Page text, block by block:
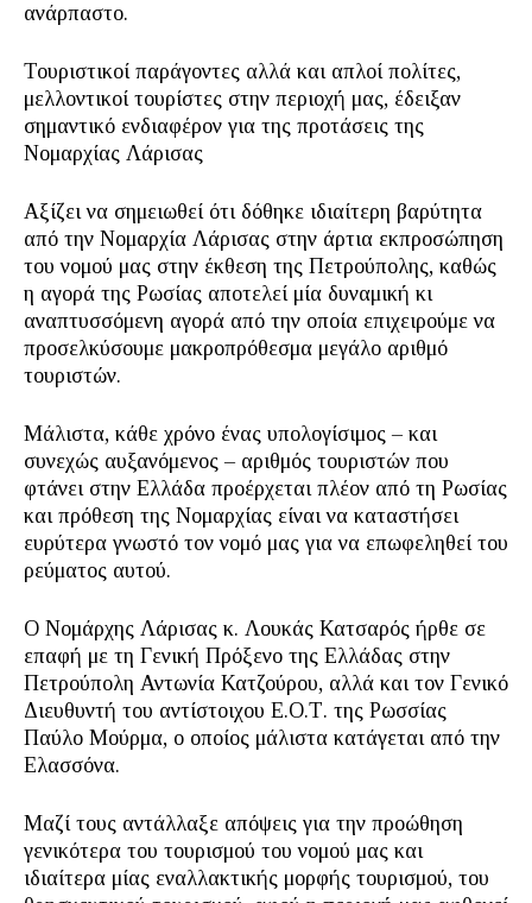
ανάρπαστο.
Τουριστικοί παράγοντες αλλά και απλοί πολίτες,
μελλοντικοί τουρίστες στην περιοχή μας, έδειξαν
σημαντικό ενδιαφέρον για της προτάσεις της
Νομαρχίας Λάρισας
Αξίζει να σημειωθεί ότι δόθηκε ιδιαίτερη βαρύτητα
από την Νομαρχία Λάρισας στην άρτια εκπροσώπηση
του νομού μας στην έκθεση της Πετρούπολης, καθώς
η αγορά της Ρωσίας αποτελεί μία δυναμική κι
αναπτυσσόμενη αγορά από την οποία επιχειρούμε να
προσελκύσουμε μακροπρόθεσμα μεγάλο αριθμό
τουριστών.
Μάλιστα, κάθε χρόνο ένας υπολογίσιμος – και
συνεχώς αυξανόμενος – αριθμός τουριστών που
φτάνει στην Ελλάδα προέρχεται πλέον από τη Ρωσίας
και πρόθεση της Νομαρχίας είναι να καταστήσει
ευρύτερα γνωστό τον νομό μας για να επωφεληθεί του
ρεύματος αυτού.
Ο Νομάρχης Λάρισας κ. Λουκάς Κατσαρός ήρθε σε
επαφή με τη Γενική Πρόξενο της Ελλάδας στην
Πετρούπολη Αντωνία Κατζούρου, αλλά και τον Γενικό
Διευθυντή του αντίστοιχου Ε.Ο.Τ. της Ρωσσίας
Παύλο Μούρμα, ο οποίος μάλιστα κατάγεται από την
Ελασσόνα.
Μαζί τους αντάλλαξε απόψεις για την προώθηση
γενικότερα του τουρισμού του νομού μας και
ιδιαίτερα μίας εναλλακτικής μορφής τουρισμού, του